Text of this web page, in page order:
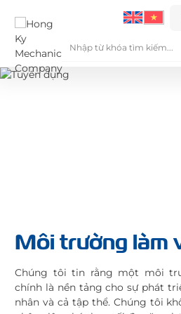
Môi trường làm
Chúng tôi tin rằng một môi
chính là nền tảng cho sự phát
nhân và cả tập thể. Chúng tôi